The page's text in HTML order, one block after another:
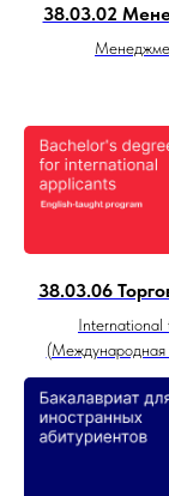
38.03.02
38.03.06
International
(Международная